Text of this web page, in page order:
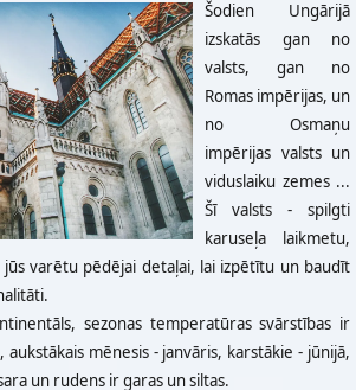
Šodien Ungārijā
izskatās gan no
valsts, gan no
Romas impērijas, un
no Osmaņu
impērijas valsts un
viduslaiku zemes ...
Šī valsts - spilgti
karuseļa laikmetu,
varētu pēdējai detaļai, lai izpētītu un baudīt
sezonas temperatūras svārstības ir
mēnesis - janvāris, karstākie - jūnijā,
un rudens ir garas un siltas.